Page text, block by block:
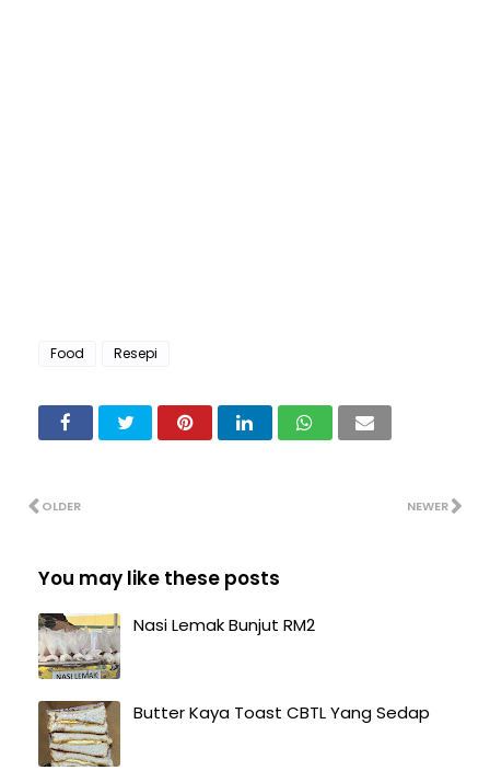
Food Resepi
NEWER
OLDER
You may like these posts
Nasi Lemak Bunjut RM2
Butter Kaya Toast CBTL Yang Sedap